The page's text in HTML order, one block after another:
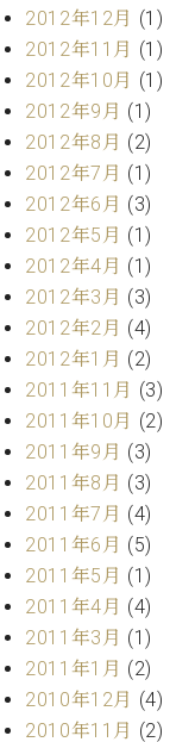
2012年12月 (1)
2012年11月 (1)
2012年10月 (1)
2012年9月 (1)
2012年8月 (2)
2012年7月 (1)
2012年6月 (3)
2012年5月 (1)
2012年4月 (1)
2012年3月 (3)
2012年2月 (4)
2012年1月 (2)
2011年11月 (3)
2011年10月 (2)
2011年9月 (3)
2011年8月 (3)
2011年7月 (4)
2011年6月 (5)
2011年5月 (1)
2011年4月 (4)
2011年3月 (1)
2011年1月 (2)
2010年12月 (4)
2010年11月 (2)